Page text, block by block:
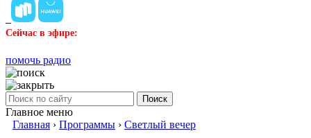
Сейчас в эфире:
помочь радио
Поиск
Главное меню
Главная › Программы › Светлый вечер